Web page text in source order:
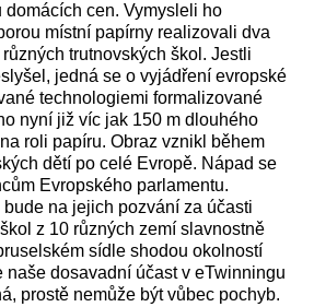
cen. Vymysleli ho
místní papírny realizovali dva
trutnovských škol. Jestli
jedná se o vyjádření evropské
technologiemi formalizované
nyní již víc jak 150 m dlouhého
roli papíru. Obraz vznikl během
dětí po celé Evropě. Nápad se
Evropského parlamentu.
na jejich pozvání za účasti
z 10 různých zemí slavnostně
sídle shodou okolností
naše dosavadní účast v eTwinningu
prostě nemůže být vůbec pochyb.